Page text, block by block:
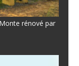
rénové par